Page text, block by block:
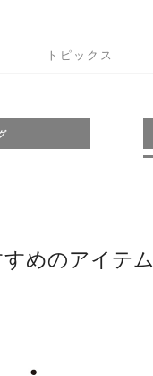
トピックス
めのアイテム